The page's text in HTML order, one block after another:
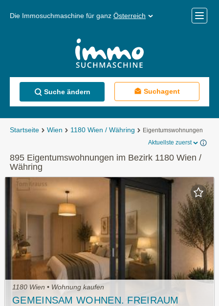
Die Immosuchmaschine für ganz Österreich
Menü
Suche ändern Suchagent
Startseite Wien 1180 Wien / Währing
Eigentumswohnungen
Aktuellste zuerst
895 Eigentumswohnungen im Bezirk 1180 Wien /
Währing
1180 Wien • Wohnung kaufen
GEMEINSAM WOHNEN. FREIRAUM